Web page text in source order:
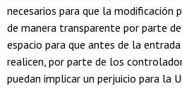
necesarios para que la modificación
de manera transparente por parte
espacio para que antes de la
realicen, por parte de los
puedan implicar un perjuicio para la